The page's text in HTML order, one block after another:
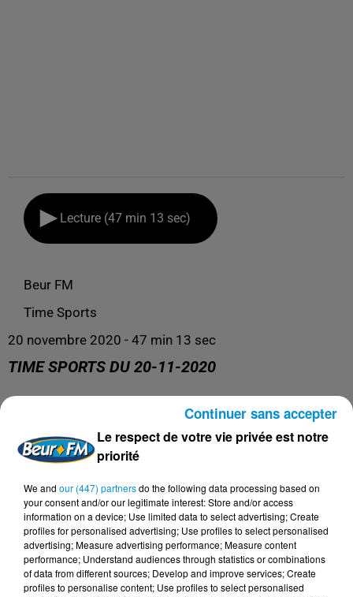
Lecture (47 min 13 sec)
Beur FM
Time Sports
20 novembre 2020 - 47 min 13 sec
TIME SPORTS DU 20-11-2020
Le respect de votre vie privée est notre
priorité
We and our (447) partnersdo the following data processing based on
your consent and/or our legitimate interest: Store and/or access
information on a device; Use limited data to select advertising; Create
profiles for personalised advertising; Use profiles to select personalised
advertising; Measure advertising performance; Measure content
performance; Understand audiences through statistics or combinations
of data from different sources; Develop and improve services; Create
profiles to personalise content; Use profiles to select personalised
Continuer sans accepter